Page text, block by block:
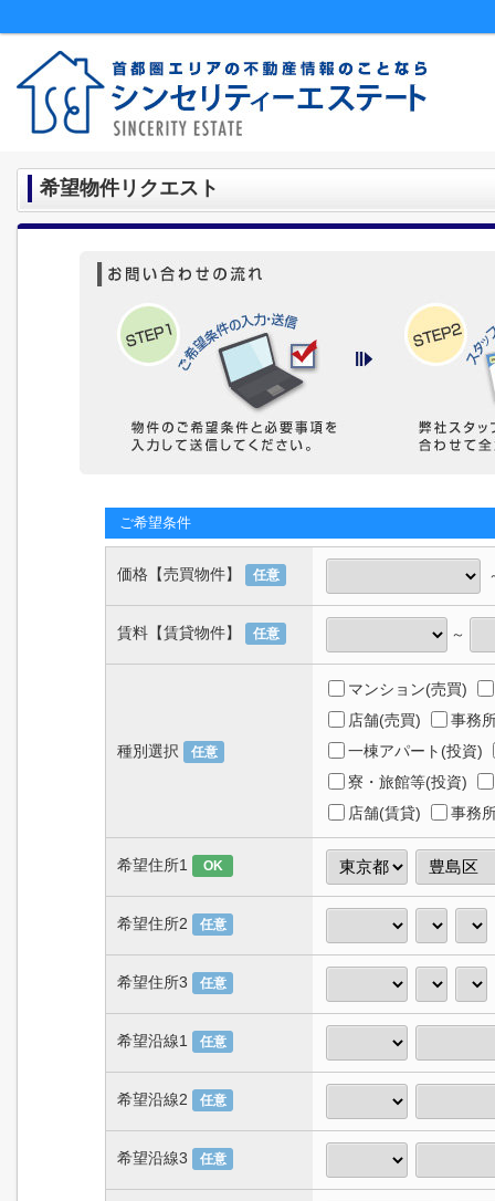
希望物件リクエスト
ご希望条件
価格【売買物件】 任意
賃料【賃貸物件】 任意 ～
種別選択 任意
マンション(売買)
店舗(売買)
事務
一棟アパート(投資)
寮・旅館等(投資)
店舗(賃貸)
事務
希望住所1 OK
希望住所2 任意
希望住所3 任意
希望沿線1 任意
希望沿線2 任意
希望沿線3 任意